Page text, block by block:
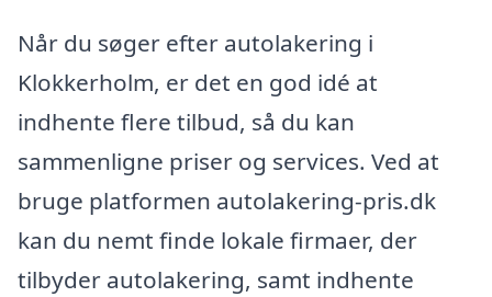
Når du søger efter autolakering i
Klokkerholm, er det en god idé at
indhente flere tilbud, så du kan
sammenligne priser og services. Ved at
bruge platformen autolakering-pris.dk
kan du nemt finde lokale firmaer, der
tilbyder autolakering, samt indhente